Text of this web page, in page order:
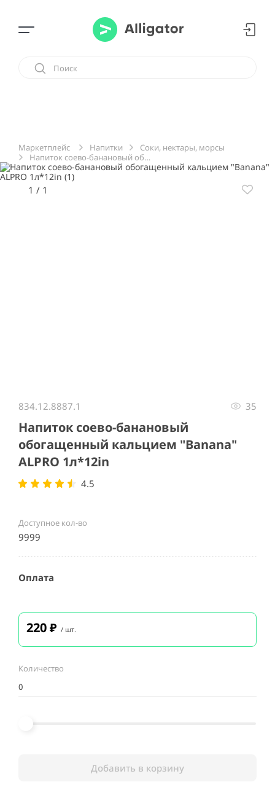
Маркетплейс Напитки
Соки, нектары, морсы
Напиток соево-банановый обогащенный кальцием "Banana" ALPRO 1л*12in
1 / 1
834.12.8887.1 35
Напиток соево-банановый
обогащенный кальцием "Banana"
ALPRO 1л*12in
4.5
Доступное кол-во
9999
Оплата
220₽ / шт.
Количество
Добавить в корзину